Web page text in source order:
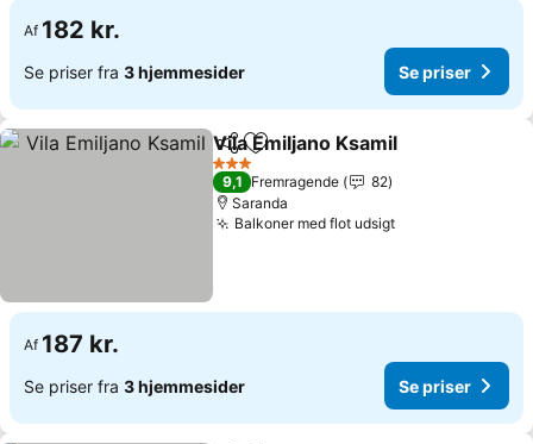
Af 182 kr.
Se priser fra 3 hjemmesider Se priser
Del Føj til favoritter
Vila Emiljano Ksamil
3 Stjerner
9,1 Fremragende
82
Saranda
Balkoner med flot udsigt
Af 187 kr.
Se priser fra 3 hjemmesider Se priser